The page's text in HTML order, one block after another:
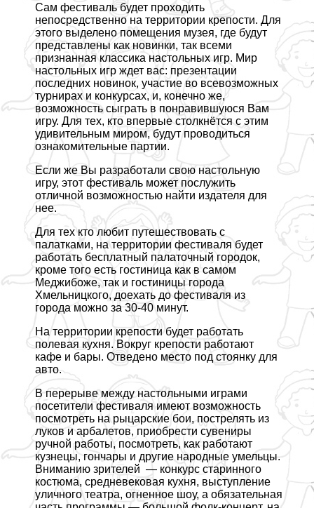
Сам фестиваль будет проходить
непосредственно на территории крепости. Для
этого выделено помещения музея, где будут
представлены как новинки, так всеми
признанная классика настольных игр. Мир
настольных игр ждет вас: презентации
последних новинок, участие во всевозможных
турнирах и конкурсах, и, конечно же,
возможность сыграть в понравившуюся Вам
игру. Для тех, кто впервые столкнётся с этим
удивительным миром, будут проводиться
ознакомительные партии.
Если же Вы разработали свою настольную
игру, этот фестиваль может послужить
отличной возможностью найти издателя для
нее.
Для тех кто любит путешествовать с
палатками, на территории фестиваля будет
работать бесплатный палаточный городок,
кроме того есть гостиница как в самом
Меджибоже, так и гостиницы города
Хмельницкого, доехать до фестиваля из
города можно за 30-40 минут.
На территории крепости будет работать
полевая кухня. Вокруг крепости работают
кафе и бары. Отведено место под стоянку для
авто.
В перерыве между настольными играми
посетители фестиваля имеют возможность
посмотреть на рыцарские бои, пострелять из
луков и арбалетов, приобрести сувениры
ручной работы, посмотреть, как работают
кузнецы, гончары и другие народные умельцы.
Вниманию зрителей — конкурс старинного
костюма, средневековая кухня, выступление
уличного театра, огненное шоу, а обязательная